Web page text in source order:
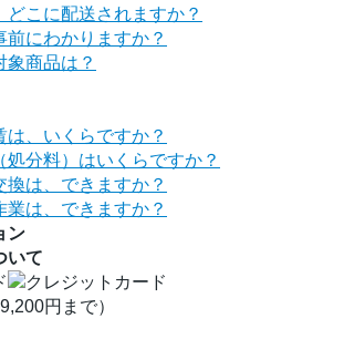
どこに配送されますか？
にわかりますか？
象商品は？
は、いくらですか？
処分料）はいくらですか？
換は、できますか？
は、できますか？
ン
いて
円まで）